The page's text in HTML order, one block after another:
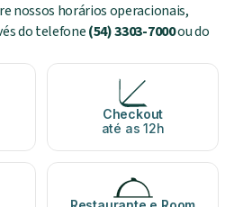
nossos horários operacionais,
do telefone(54) 3303-7000ou do
Checkout
até as 12h